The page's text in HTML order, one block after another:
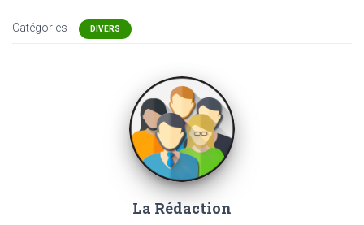
Catégories : DIVERS
La Rédaction